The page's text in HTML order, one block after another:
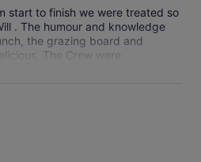
start to finish we were treated so
. The humour and knowledge
the grazing board and
The Crew were
so friendly - nothing was too
recommend.